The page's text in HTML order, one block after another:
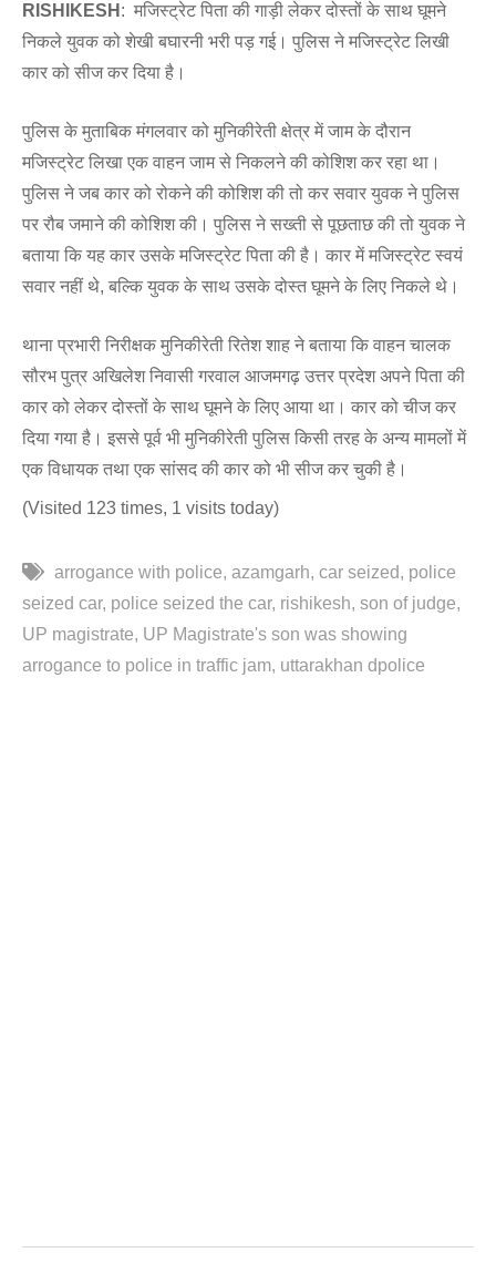
RISHIKESH : मजिस्ट्रेट पिता की गाड़ी लेकर दोस्तों के साथ घूमने
निकले युवक को शेखी बघारनी भरी पड़ गई। पुलिस ने मजिस्ट्रेट लिखी
कार को सीज कर दिया है।
पुलिस के मुताबिक मंगलवार को मुनिकीरेती क्षेत्र में जाम के दौरान
मजिस्ट्रेट लिखा एक वाहन जाम से निकलने की कोशिश कर रहा था।
पुलिस ने जब कार को रोकने की कोशिश की तो कर सवार युवक ने पुलिस
पर रौब जमाने की कोशिश की। पुलिस ने सख्ती से पूछताछ की तो युवक ने
बताया कि यह कार उसके मजिस्ट्रेट पिता की है। कार में मजिस्ट्रेट स्वयं
सवार नहीं थे, बल्कि युवक के साथ उसके दोस्त घूमने के लिए निकले थे।
थाना प्रभारी निरीक्षक मुनिकीरेती रितेश शाह ने बताया कि वाहन चालक
सौरभ पुत्र अखिलेश निवासी गरवाल आजमगढ़ उत्तर प्रदेश अपने पिता की
कार को लेकर दोस्तों के साथ घूमने के लिए आया था। कार को चीज कर
दिया गया है। इससे पूर्व भी मुनिकीरेती पुलिस किसी तरह के अन्य मामलों में
एक विधायक तथा एक सांसद की कार को भी सीज कर चुकी है।
(Visited 123 times, 1 visits today)
arrogance with police azamgarh car seized
police
seized car police seized the car rishikesh son of judge
UP magistrate UP Magistrate's son was showing
arrogance to police in traffic jam uttarakhan dpolice